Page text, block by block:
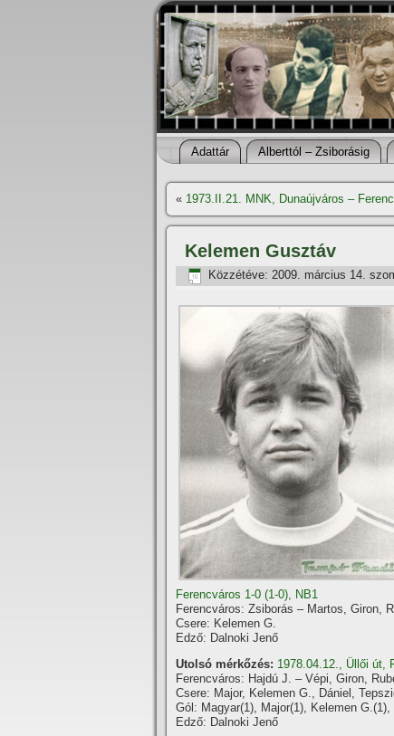
Adattár Alberttól – Zsiborásig
« 1973.II.21. MNK, Dunaújváros –
Kelemen Gusztáv
Közzétéve: 2009. március 14.
Ferencváros 1-0 (1-0), NB1
Ferencváros: Zsiborás – Martos, Giron,
Csere: Kelemen G.
Edző: Dalnoki Jenő
Utolsó mérkőzés: 1978.04.12., Üllői út,
Ferencváros: Hajdú J. – Vépi, Giron,
Csere: Major, Kelemen G., Dániel,
Gól: Magyar(1), Major(1), Kelemen G.(1),
Edző: Dalnoki Jenő